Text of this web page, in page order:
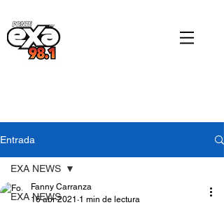
Entrada
EXA NEWS
EXA NEWS
Fanny Carranza
16 abr 2021 1 min de lectura